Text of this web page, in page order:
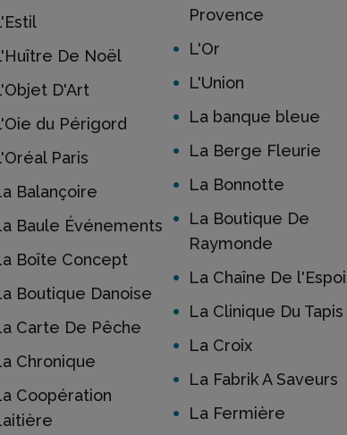
De Noël
D'Art
du Périgord
Paris
Balançoire
Baule Événements
Boîte Concept
Boutique Danoise
Carte De Pêche
Chronique
Coopération
Provence
L'Or
L'Union
La banque bleue
La Berge Fleurie
La Bonnotte
La Boutique De
Raymonde
La Chaîne De
La Clinique Du Tapis
La Croix
La Fabrik A Saveurs
La Fermière